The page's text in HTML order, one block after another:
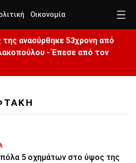
Οικονομία
της ανασύρθηκε 53χρονη από
- Έπεσε από τον
5 οχημάτων στο ύψος της